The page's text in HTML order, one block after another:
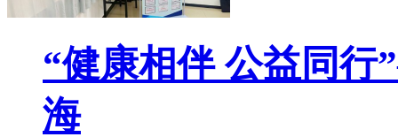
“健康相伴 公益同
海